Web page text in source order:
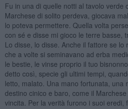
Fu in una di quelle notti al tavolo verde
Marchese di solito perdeva, giocava
lo poteva permettere. Quella volta
con sé e disse mi gioco le terre basse,
Lo disse, lo disse. Anche il fattore se lo
che a volte si seminavano ad erba
le bestie, le vinse proprio il tuo
detto così, specie gli ultimi tempi,
letto, malato. Una mano fortunata, una
destino cinico e baro, come il
vincita. Per la verità furono i suoi eredi,